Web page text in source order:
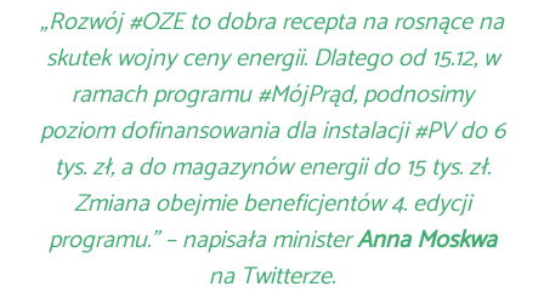
„Rozwój #OZE to dobra recepta na rosnące na
skutek wojny ceny energii. Dlatego od 15.12, w
ramach programu #MójPrąd, podnosimy
poziom dofinansowania dla instalacji #PV do 6
tys. zł, a do magazynów energii do 15 tys. zł.
Zmiana obejmie beneficjentów 4. edycji
programu.” – napisała ministerAnna Moskwa
na Twitterze.